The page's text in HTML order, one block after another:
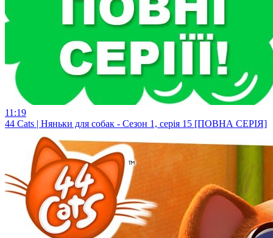
11:19
44 Cats | Няньки для собак - Сезон 1, серія 15 [ПОВНА СЕРІЯ]